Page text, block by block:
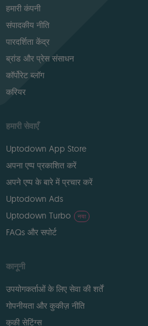
हमारी कंपनी
संपादकीय नीति
पारदर्शिता केंद्र
ब्रांड और प्रेस संसाधन
कॉर्पोरेट ब्लॉग
करियर
हमारी सेवाएँ
Uptodown App Store
अपना एप्प प्रकाशित करें
अपने एप्प के बारे में प्रचार करें
Uptodown Ads
Uptodown Turbo
नया
FAQs और सपोर्ट
कानूनी
उपयोगकर्ताओं के लिए सेवा की शर्तें
गोपनीयता और कुकीज़ नीति
कुकी सेटिंग्स